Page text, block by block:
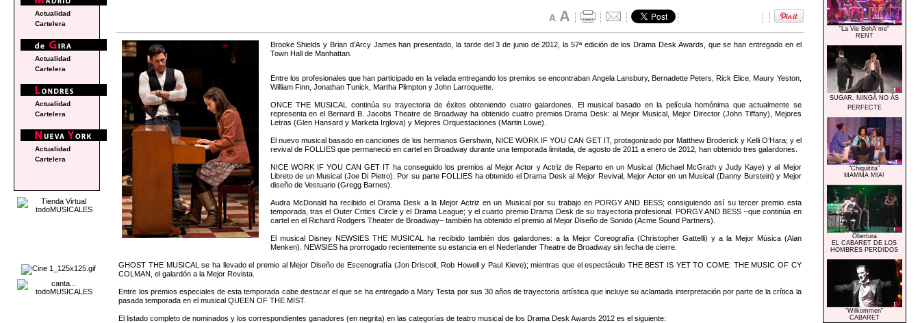
Brooke Shields y Brian d’Arcy James han presentado, la tarde del 3 de junio de 2012, la 57ª edición de los Drama Desk Awards, que se han entregado en el
Town Hall de Manhattan.
Entre los profesionales que han participado en la velada entregando los premios se encontraban Angela Lansbury, Bernadette Peters, Rick Elice, Maury Yeston,
William Finn, Jonathan Tunick, Martha Plimpton y John Larroquette.
ONCE THE MUSICAL continúa su trayectoria de éxitos obteniendo cuatro galardones. El musical basado en la película homónima que actualmente se
representa en el Bernard B. Jacobs Theatre de Broadway ha obtenido cuatro premios Drama Desk: al Mejor Musical, Mejor Director (John Tiffany), Mejores
Letras (Glen Hansard y Marketa Irglova) y Mejores Orquestaciones (Martin Lowe).
El nuevo musical basado en canciones de los hermanos Gershwin, NICE WORK IF YOU CAN GET IT, protagonizado por Matthew Broderick y Kelli O’Hara; y el
revival de FOLLIES que permaneció en cartel en Broadway durante una temporada limitada, de agosto de 2011 a enero de 2012, han obtenido tres galardones.
NICE WORK IF YOU CAN GET IT ha conseguido los premios al Mejor Actor y Actriz de Reparto en un Musical (Michael McGrath y Judy Kaye) y al Mejor
Libreto de un Musical (Joe Di Pietro). Por su parte FOLLIES ha obtenido el Drama Desk al Mejor Revival, Mejor Actor en un Musical (Danny Burstein) y Mejor
diseño de Vestuario (Gregg Barnes).
Audra McDonald ha recibido el Drama Desk a la Mejor Actriz en un Musical por su trabajo en PORGY AND BESS; consiguiendo así su tercer premio esta
temporada, tras el Outer Critics Circle y el Drama League; y el cuarto premio Drama Desk de su trayectoria profesional. PORGY AND BESS –que continúa en
cartel en el Richard Rodgers Theater de Broadway– también ha obtenido el premio al Mejor Diseño de Sonido (Acme Sound Partners).
El musical Disney NEWSIES THE MUSICAL ha recibido también dos galardones: a la Mejor Coreografía (Christopher Gattelli) y a la Mejor Música (Alan
Menken). NEWSIES ha prorrogado recientemente su estancia en el Nederlander Theatre de Broadway sin fecha de cierre.
GHOST THE MUSICAL se ha llevado el premio al Mejor Diseño de Escenografía (Jon Driscoll, Rob Howell y Paul Kieve); mientras que el espectáculo THE BEST IS YET TO COME: THE MUSIC OF CY
COLMAN, el galardón a la Mejor Revista.
Entre los premios especiales de esta temporada cabe destacar el que se ha entregado a Mary Testa por sus 30 años de trayectoria artística que incluye su aclamada interpretación por parte de la crítica la
pasada temporada en el musical QUEEN OF THE MIST.
El listado completo de nominados y los correspondientes ganadores (en negrita) en las categorías de teatro musical de los Drama Desk Awards 2012 es el siguiente:
Actualidad
Cartelera
Actualidad
Cartelera
Actualidad
Cartelera
Actualidad
Cartelera
"La Vie BohÃ¨me"
RENT
SUGAR, NINGÃ NO ÃS
PERFECTE
"Chiquitita"
MAMMA MIA!
Obertura
EL CABARET DE LOS
HOMBRES PERDIDOS
"Wilkommen"
CABARET